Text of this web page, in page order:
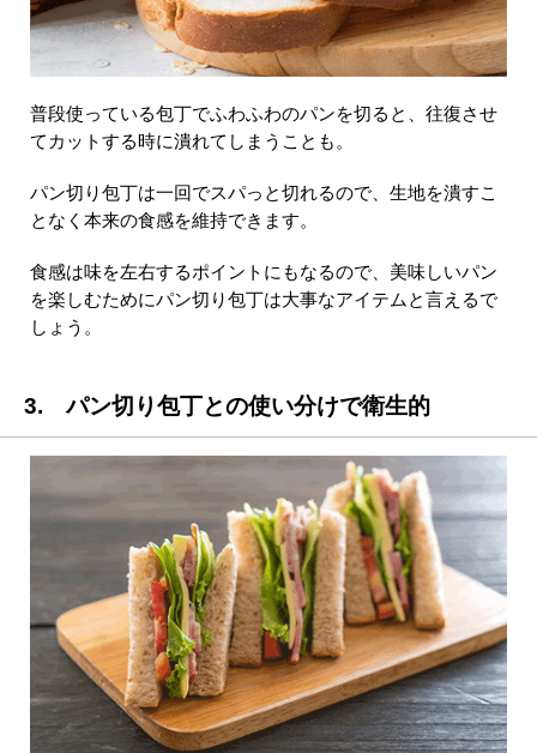
普段使っている包丁でふわふわのパンを切ると、往復させ
てカットする時に潰れてしまうことも。
パン切り包丁は一回でスパっと切れるので、生地を潰すこ
となく本来の食感を維持できます。
食感は味を左右するポイントにもなるので、美味しいパン
を楽しむためにパン切り包丁は大事なアイテムと言えるで
しょう。
3. パン切り包丁との使い分けで衛生的